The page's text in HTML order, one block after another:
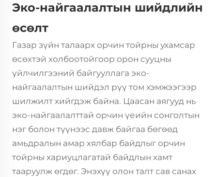
Эко-найгаалалтын шийдлийн
өсөлт
Газар зүйн талаарх орчин тойрны ухамсар
өсөхтэй холбоотойгоор орон сууцны
үйлчилгээний байгууллага эко-
найгаалалтын шийдэл рүү том хэмжээгээр
шилжилт хийгдэж байна. Цаасан аягууд нь
эко-найгаалалттай орчин үеийн сонголтын
нэг болон түүнээс давж байгаа бөгөөд
амьдралын амар хялбар байдлыг орчин
тойрны хариуцлагатай байдлын хамт
тааруулж өгдөг. Энэхүү олон талт сав санах